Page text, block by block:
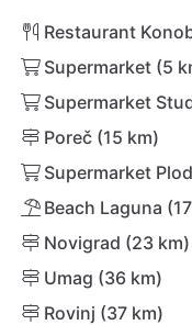
Restaurant
Supermarket (5
Supermarket
Poreč (15 km)
Supermarket
Beach Laguna
Novigrad (23 km)
Umag (36 km)
Rovinj (37 km)